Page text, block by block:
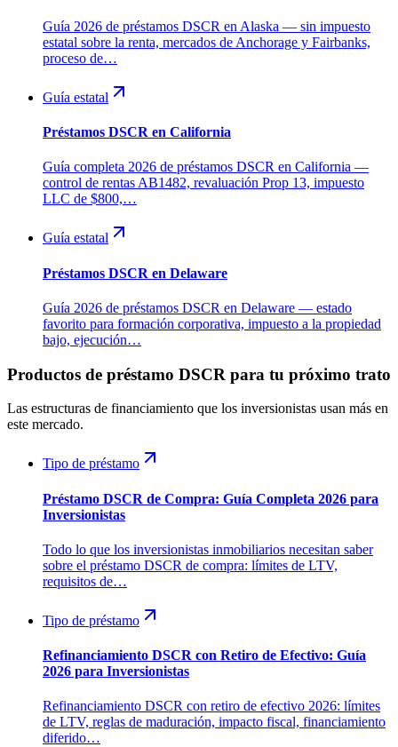
Guía 2026 de préstamos DSCR en Alaska — sin impuesto
estatal sobre la renta, mercados de Anchorage y Fairbanks,
proceso de…
Guía estatal
Préstamos DSCR en California
Guía completa 2026 de préstamos DSCR en California —
control de rentas AB1482, revaluación Prop 13, impuesto
LLC de $800,…
Guía estatal
Préstamos DSCR en Delaware
Guía 2026 de préstamos DSCR en Delaware — estado
favorito para formación corporativa, impuesto a la propiedad
bajo, ejecución…
Productos de préstamo DSCR para tu próximo trato
Las estructuras de financiamiento que los inversionistas usan más en
este mercado.
Tipo de préstamo
Préstamo DSCR de Compra: Guía Completa 2026 para
Inversionistas
Todo lo que los inversionistas inmobiliarios necesitan saber
sobre el préstamo DSCR de compra: límites de LTV,
requisitos de…
Tipo de préstamo
Refinanciamiento DSCR con Retiro de Efectivo: Guía
2026 para Inversionistas
Refinanciamiento DSCR con retiro de efectivo 2026: límites
de LTV, reglas de maduración, impacto fiscal, financiamiento
diferido…